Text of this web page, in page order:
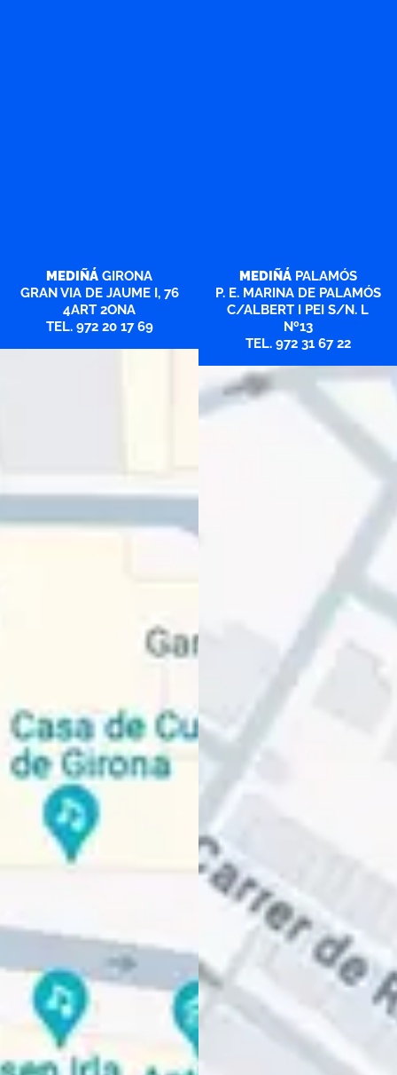
MEDIÑÁ GIRONA
GRAN VIA DE JAUME I, 76
4ART 2ONA
TEL. 972 20 17 69
MEDIÑÁPALAMÓS
P. E. MARINA DE PALAMÓS
C/ALBERT I PEI S/N. L
Nº13
TEL. 972 31 67 22